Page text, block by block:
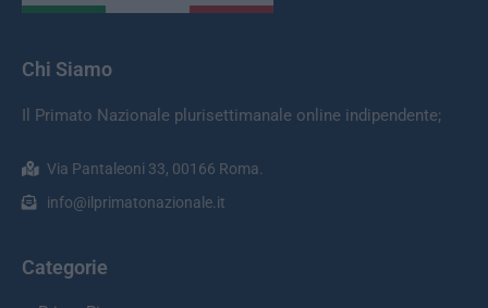
Chi Siamo
Il Primato Nazionale plurisettimanale online indipendente;
Via Pantaleoni 33, 00166 Roma.
info@ilprimatonazionale.it
Categorie